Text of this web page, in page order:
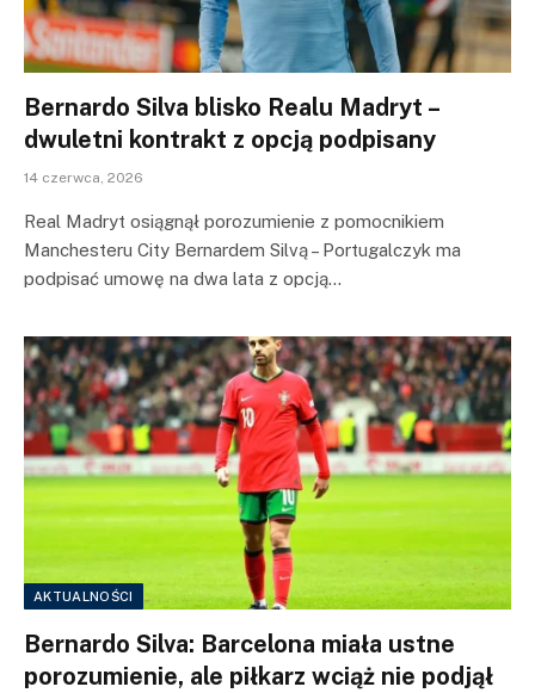
Bernardo Silva blisko Realu Madryt –
dwuletni kontrakt z opcją podpisany
14 czerwca, 2026
Real Madryt osiągnął porozumienie z pomocnikiem
Manchesteru City Bernardem Silvą – Portugalczyk ma
podpisać umowę na dwa lata z opcją…
AKTUALNOŚCI
Bernardo Silva: Barcelona miała ustne
porozumienie, ale piłkarz wciąż nie podjął